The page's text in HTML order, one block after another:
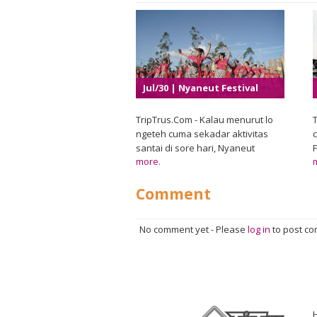
Jul/30 | Nyaneut Festival
2026
TripTrus.Com - Kalau menurut lo
ngeteh cuma sekadar aktivitas
santai di sore hari, Nyaneut
Festival 2026 bakal bikin
tradisi minum teh khas Sunda
perayaan budaya yang
menjadi ruang bagi masyarakat
more.
Comment
No comment yet-Please log in to post